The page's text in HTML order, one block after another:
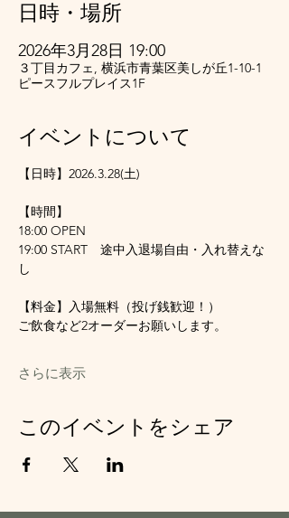
日時・場所
2026年3月28日 19:00
３丁目カフェ, 横浜市青葉区美しが丘1-10-1
ピースフルプレイス1F
イベントについて
【日時】2026.3.28(土)
【時間】
18:00 OPEN
19:00 START　途中入退場自由・入れ替えな
し
【料金】入場無料（投げ銭歓迎！）
ご飲食など2オーダーお願いします。
さらに表示
このイベントをシェア